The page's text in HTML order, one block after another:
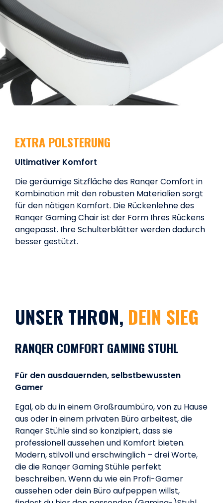
EXTRA POLSTERUNG
Ultimativer Komfort
Die geräumige Sitzfläche des Ranqer Comfort in
Kombination mit den robusten Materialien sorgt
für den nötigen Komfort. Die Rückenlehne des
Ranqer Gaming Chair ist der Form Ihres Rückens
angepasst. Ihre Schulterblätter werden dadurch
besser gestützt.
UNSER THRON, DEIN SIEG
RANQER COMFORT GAMING STUHL
Für den ausdauernden, selbstbewussten
Gamer
Egal, ob du in einem Großraumbüro, von zu Hause
aus oder in einem privaten Büro arbeitest, die
Ranqer Stühle sind so konzipiert, dass sie
professionell aussehen und Komfort bieten.
Modern, stilvoll und erschwinglich – drei Worte,
die die Ranqer Gaming Stühle perfekt
beschreiben. Wenn du wie ein Profi-Gamer
aussehen oder dein Büro aufpeppen willst,